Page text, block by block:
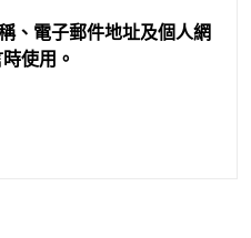
、電子郵件地址及個人網
使用。